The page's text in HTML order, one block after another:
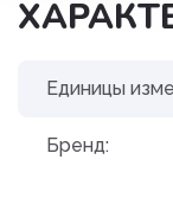
Единицы
Бренд: